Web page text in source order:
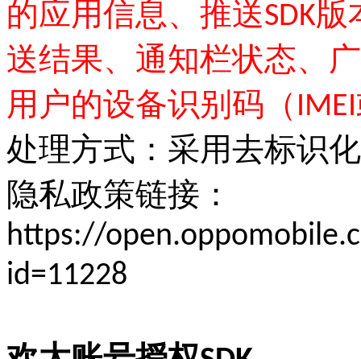
的应用信息、推送SDK
送结果、通知栏状态、
用户的设备识别码（
处理方式：采用去标识
隐私政策链接：
https://
id=11228